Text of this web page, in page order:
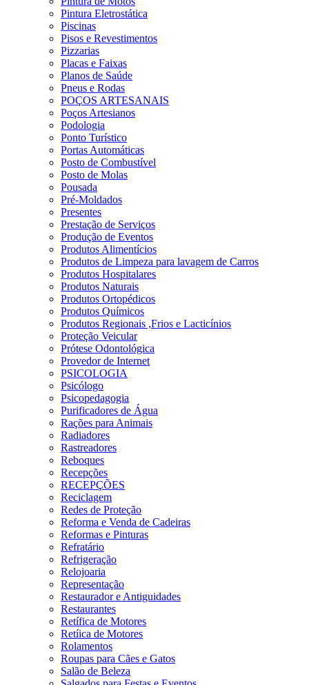
Pintura Eletrostática
Piscinas
Pisos e Revestimentos
Pizzarias
Placas e Faixas
Planos de Saúde
Pneus e Rodas
POÇOS ARTESANAIS
Poços Artesianos
Podologia
Ponto Turístico
Portas Automáticas
Posto de Combustível
Posto de Molas
Pousada
Pré-Moldados
Presentes
Prestação de Serviços
Produção de Eventos
Produtos Alimentícios
Produtos de Limpeza para lavagem de Carros
Produtos Hospitalares
Produtos Naturais
Produtos Ortopédicos
Produtos Químicos
Produtos Regionais ,Frios e Lacticínios
Proteção Veicular
Prótese Odontológica
Provedor de Internet
PSICOLOGIA
Psicólogo
Psicopedagogia
Purificadores de Água
Rações para Animais
Radiadores
Rastreadores
Reboques
Recepções
RECEPÇÕES
Reciclagem
Redes de Proteção
Reforma e Venda de Cadeiras
Reformas e Pinturas
Refratário
Refrigeração
Relojoaria
Representação
Restaurador e Antiguidades
Restaurantes
Retífica de Motores
Retíica de Motores
Rolamentos
Roupas para Cães e Gatos
Salão de Beleza